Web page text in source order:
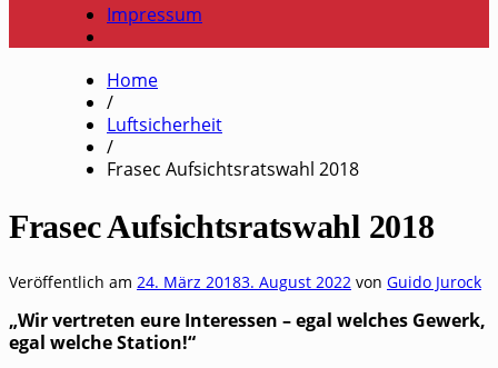
Impressum
Home
/
Luftsicherheit
/
Frasec Aufsichtsratswahl 2018
Frasec Aufsichtsratswahl 2018
Veröffentlich am 24. März 20183. August 2022 von Guido Jurock
„Wir ver­tre­ten eure Inter­es­sen – egal wel­ches Gewerk,
egal wel­che Station!“